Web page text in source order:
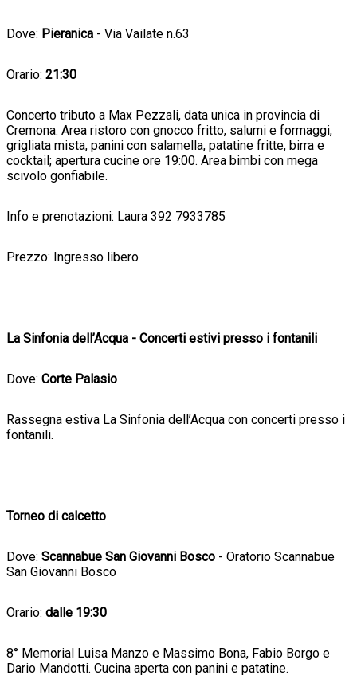
Dove: Pieranica - Via Vailate n.63
Orario: 21:30
Concerto tributo a Max Pezzali, data unica in provincia di
Cremona. Area ristoro con gnocco fritto, salumi e formaggi,
grigliata mista, panini con salamella, patatine fritte, birra e
cocktail; apertura cucine ore 19:00. Area bimbi con mega
scivolo gonfiabile.
Info e prenotazioni: Laura 392 7933785
Prezzo: Ingresso libero
La Sinfonia dell’Acqua - Concerti estivi presso i fontanili
Dove: Corte Palasio
Rassegna estiva La Sinfonia dell’Acqua con concerti presso i
fontanili.
Torneo di calcetto
Dove: Scannabue San Giovanni Bosco - Oratorio Scannabue
San Giovanni Bosco
Orario: dalle 19:30
8° Memorial Luisa Manzo e Massimo Bona, Fabio Borgo e
Dario Mandotti. Cucina aperta con panini e patatine.